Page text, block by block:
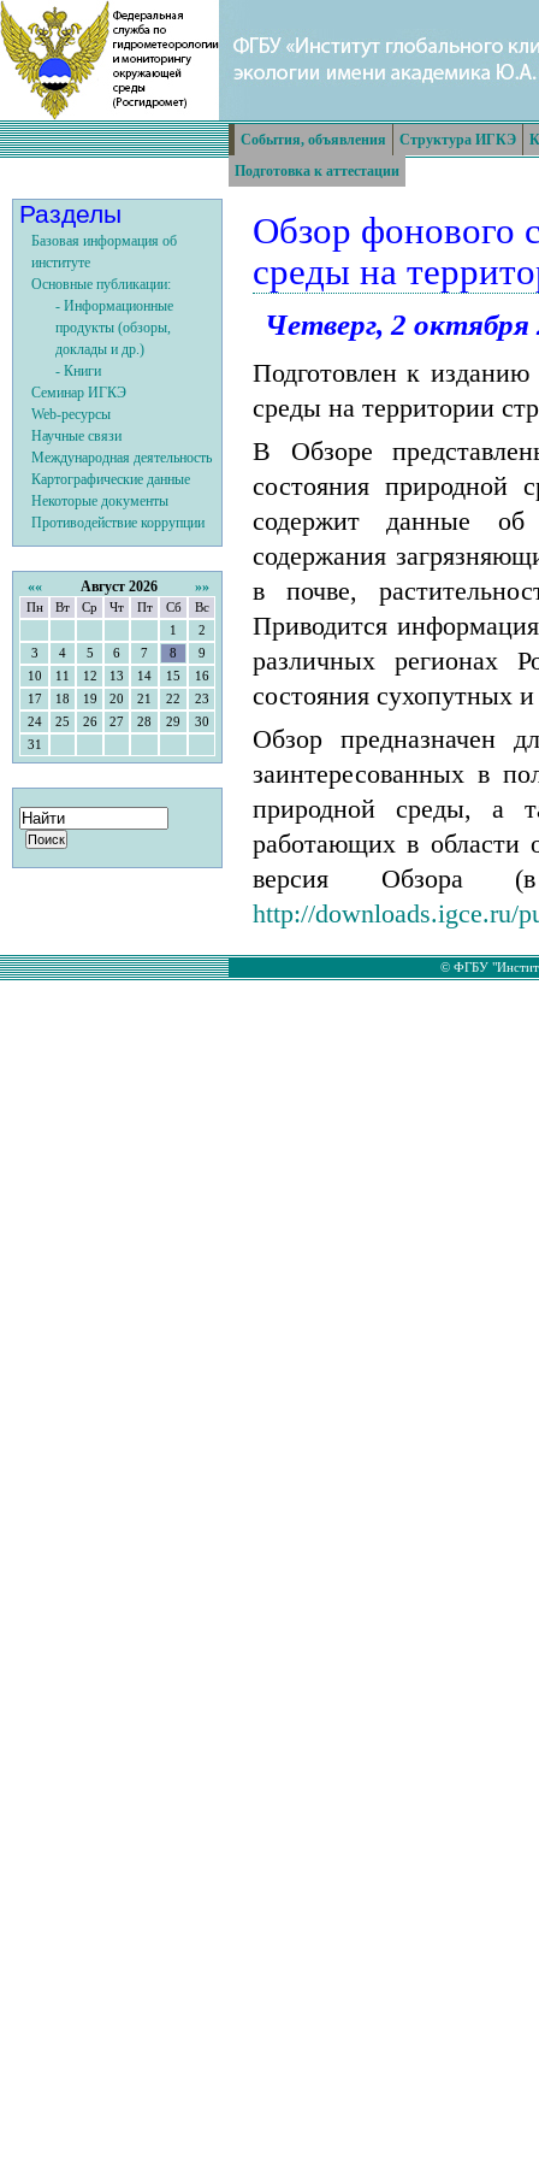
События, объявления Структура ИГКЭ
Подготовка к аттестации
Обзор фонового
среды на
Четверг, 2 октября
Подготовлен к
среды на территории
В Обзоре
состояния
содержит данные об
содержания
в почве,
Приводится
различных регионах
состояния сухопутных
Обзор предназначен
заинтересованных в
природной среды, а
работающих в области
версия Обзора
http://downloads.igce.ru/
Разделы
Базовая информация об
институте
Основные публикации:
- Информационные
продукты (обзоры,
доклады и др.)
- Книги
Семинар ИГКЭ
Web-ресурсы
Научные связи
Международная деятельность
Картографические данные
Некоторые документы
Противодействие коррупции
«« Август 2026 »»
Пн Вт Ср Чт Пт Сб
Вс
1
2
3
4 5 6 7 8
9
10
11 12 13 14 15
16
17
18 19 20 21 22
23
24
25 26 27 28 29
30
31
© ФГБУ